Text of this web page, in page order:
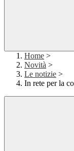
Home >
Novità >
Le notizie >
In rete per la